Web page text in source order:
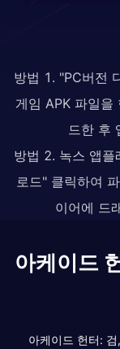
방법 1. "PC버전
게임 APK 파일을
드한 후
방법 2. 녹스 앱플
로드" 클릭하여
이어에 드
아케이드
아케이드 헌터: